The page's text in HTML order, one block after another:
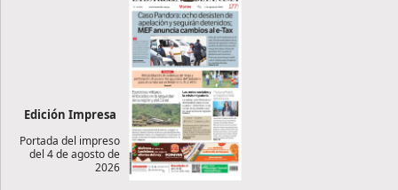
Edición Impresa
Portada del impreso
del 4 de agosto de
2026